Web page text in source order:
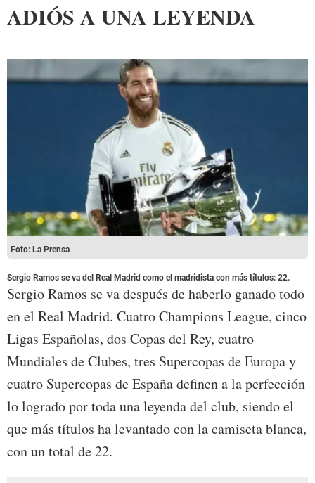
ADIÓS A UNA LEYENDA
Foto: La Prensa
Sergio Ramos se va del Real Madrid como el madridista con más títulos: 22.
Sergio Ramos se va después de haberlo ganado todo
en el Real Madrid. Cuatro Champions League, cinco
Ligas Españolas, dos Copas del Rey, cuatro
Mundiales de Clubes, tres Supercopas de Europa y
cuatro Supercopas de España definen a la perfección
lo logrado por toda una leyenda del club, siendo el
que más títulos ha levantado con la camiseta blanca,
con un total de 22.